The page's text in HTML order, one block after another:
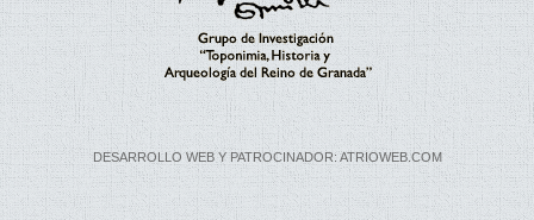
DESARROLLO WEB Y PATROCINADOR: ATRIOWEB.COM